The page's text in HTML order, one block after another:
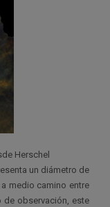
Herschel
un diámetro de
medio camino entre
de observación, este